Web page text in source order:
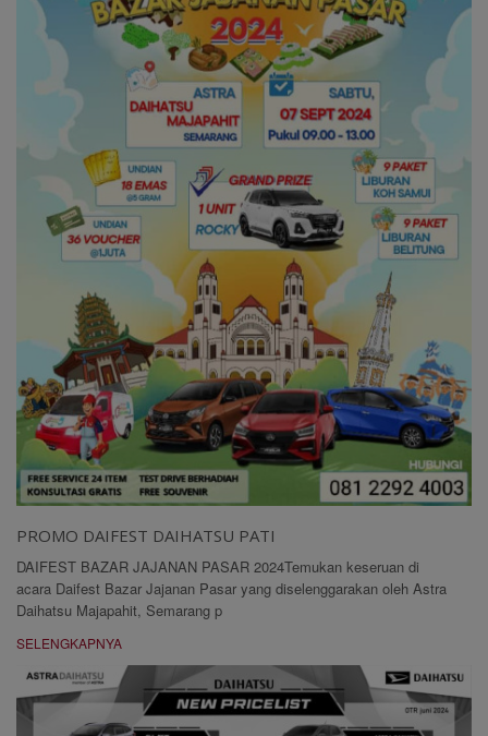
PROMO DAIFEST DAIHATSU PATI
DAIFEST BAZAR JAJANAN PASAR 2024Temukan keseruan di
acara Daifest Bazar Jajanan Pasar yang diselenggarakan oleh Astra
Daihatsu Majapahit, Semarang p
SELENGKAPNYA